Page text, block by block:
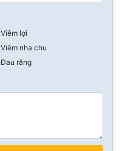
Viêm lợi
Viêm nha chu
Đau răng